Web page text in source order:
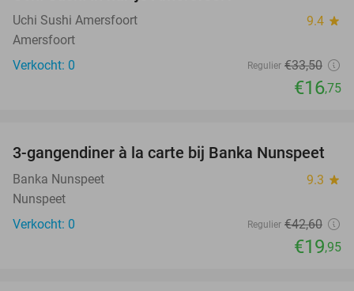
Uchi Sushi Amersfoort 9.4 star
Amersfoort
Verkocht: 0
Regulier €33,50
€16,75
53%
NEW
TODAY
3-gangendiner à la carte bij Banka Nunspeet
Banka Nunspeet 9.3 star
Nunspeet
Verkocht: 0
Regulier €42,60
€19,95